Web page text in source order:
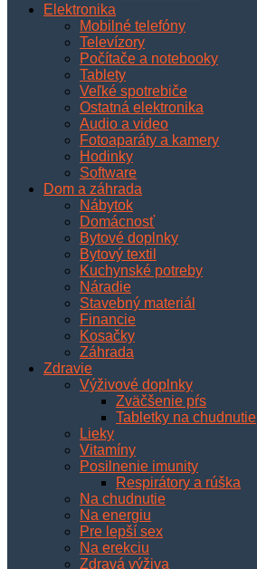
Elektronika
Mobilné telefóny
Televízory
Počítače a notebooky
Tablety
Veľké spotrebiče
Ostatná elektronika
Audio a video
Fotoaparáty a kamery
Hodinky
Software
Dom a záhrada
Nábytok
Domácnosť
Bytové doplnky
Bytový textil
Kuchynské potreby
Náradie
Stavebný materiál
Financie
Kosačky
Záhrada
Zdravie
Výživové doplnky
Zväčšenie pŕs
Tabletky na chudnutie
Lieky
Vitamíny
Posilnenie imunity
Respirátory a rúška
Na chudnutie
Na energiu
Pre lepší sex
Na erekciu
Zdravá výživa